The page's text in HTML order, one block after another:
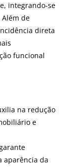
integrando-se
de
direta
funcional
na redução
e
aparência da